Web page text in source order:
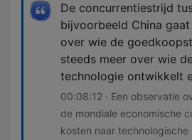
De concurrentiestrijd
bijvoorbeeld China
over wie de
steeds meer over wie
technologie ontwikkelt
00:08:12 · Een observatie
de mondiale economische
kosten naar technologische